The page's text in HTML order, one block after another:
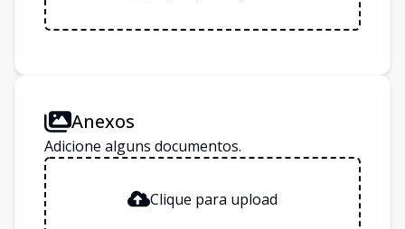
Anexos
Adicione alguns documentos.
Clique para upload